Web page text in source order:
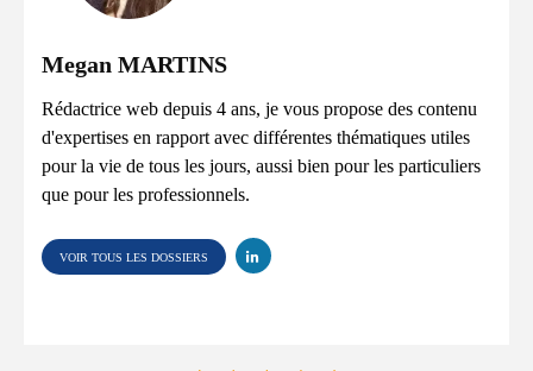
Megan MARTINS
Rédactrice web depuis 4 ans, je vous propose des contenu
d'expertises en rapport avec différentes thématiques utiles
pour la vie de tous les jours, aussi bien pour les particuliers
que pour les professionnels.
VOIR TOUS LES DOSSIERS